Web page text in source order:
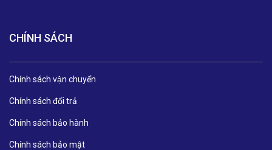
CHÍNH SÁCH
Chính sách vận chuyển
Chính sách đổi trả
Chính sách bảo hành
Chính sách bảo mật